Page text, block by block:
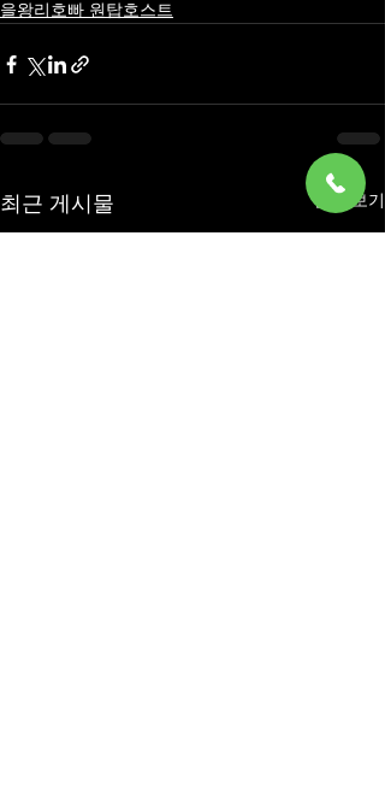
을왕리호빠 원탑호스트
최근 게시물 전체 보기